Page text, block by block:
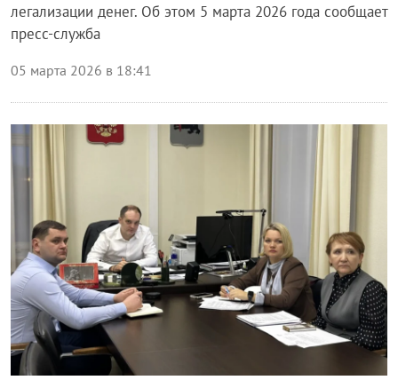
легализации денег. Об этом 5 марта 2026 года сообщает
пресс-служба
05 марта 2026 в 18:41
Происшествия